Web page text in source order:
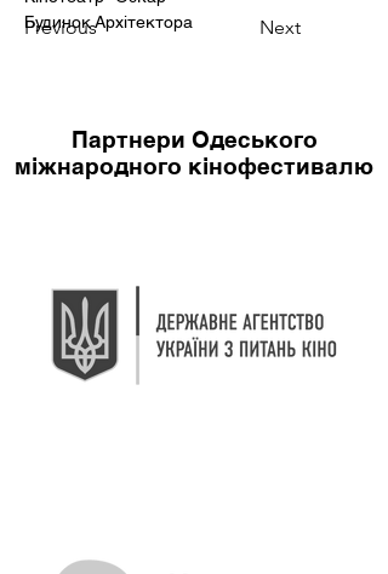
Previous Next
Будинок Архітектора
Партнери Одеського
міжнародного кінофестивалю